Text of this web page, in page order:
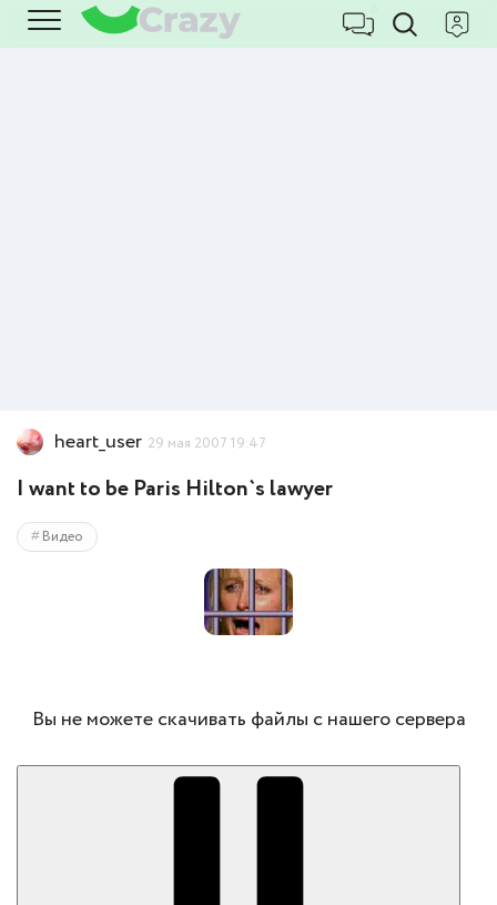
heart_user 29 мая 2007 19:47
I want to be Paris Hilton`s lawyer
Видео
Вы не можете скачивать файлы с нашего сервера